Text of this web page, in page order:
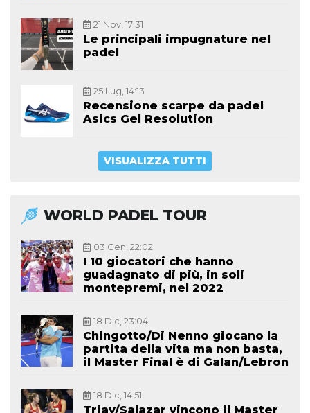
21 Nov, 17:31
Le principali impugnature nel
padel
25 Lug, 14:13
Recensione scarpe da padel
Asics Gel Resolution
VISUALIZZA TUTTI
WORLD PADEL TOUR
03 Gen, 22:02
I 10 giocatori che hanno
guadagnato di più, in soli
montepremi, nel 2022
18 Dic, 23:04
Chingotto/Di Nenno giocano la
partita della vita ma non basta,
il Master Final è di Galan/Lebron
18 Dic, 14:51
Triay/Salazar vincono il Master